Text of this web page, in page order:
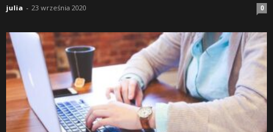
julia - 23 września 2020 0